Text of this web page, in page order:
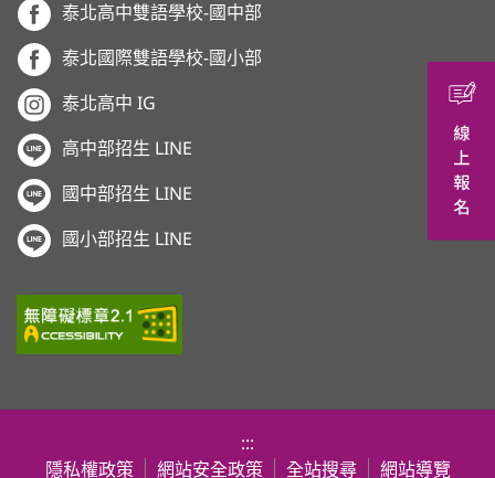
泰北高中雙語學校-國中部
泰北國際雙語學校-國小部
泰北高中 IG
高中部招生 LINE
國中部招生 LINE
國小部招生 LINE
:::
隱私權政策
網站安全政策 全站搜尋 網站導覽